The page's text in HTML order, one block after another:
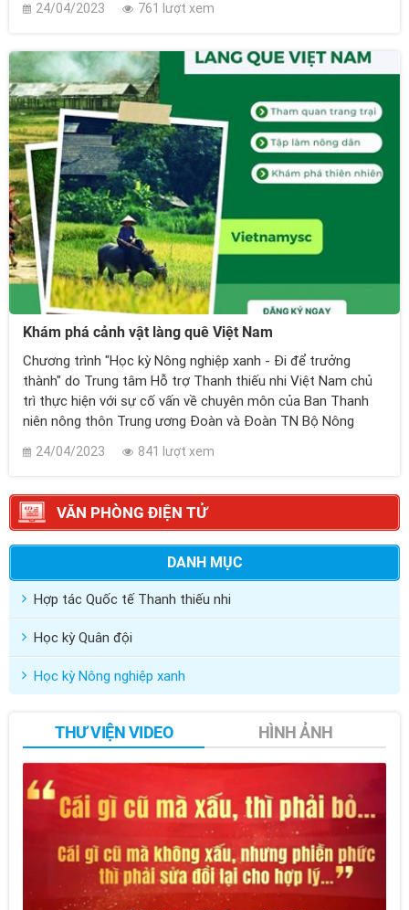
em học tập về các kỹ năng và kiến thức liên quan đến nông
trọng của nông nghiệp đối với đời sống con người và môi
trường sống.
24/04/2023 761 lượt xem
Khám phá cảnh vật làng quê Việt Nam
Chương trình "Học kỳ Nông nghiệp xanh - Đi để trưởng
thành" do Trung tâm Hỗ trợ Thanh thiếu nhi Việt Nam chủ
trì thực hiện với sự cố vấn về chuyên môn của Ban Thanh
niên nông thôn Trung ương Đoàn và Đoàn TN Bộ Nông
những cơ hội tuyệt vời để thanh thiếu nhi có thể trải nghiệm
24/04/2023 841 lượt xem
VĂN PHÒNG ĐIỆN TỬ
DANH MỤC
Hợp tác Quốc tế Thanh thiếu nhi
Học kỳ Quân đội
Học kỳ Nông nghiệp xanh
THƯ VIỆN VIDEO HÌNH ẢNH